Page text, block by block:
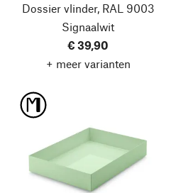
Dossier vlinder, RAL 9003
Signaalwit
€ 39,90
+ meer varianten